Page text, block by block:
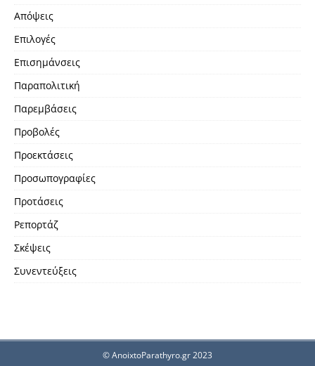
Απόψεις
Επιλογές
Επισημάνσεις
Παραπολιτική
Παρεμβάσεις
Προβολές
Προεκτάσεις
Προσωπογραφίες
Προτάσεις
Ρεπορτάζ
Σκέψεις
Συνεντεύξεις
© AnoixtoParathyro.gr 2023